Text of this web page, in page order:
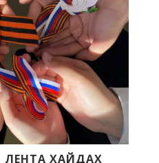
ЛЕНТА ХАЙДАХ